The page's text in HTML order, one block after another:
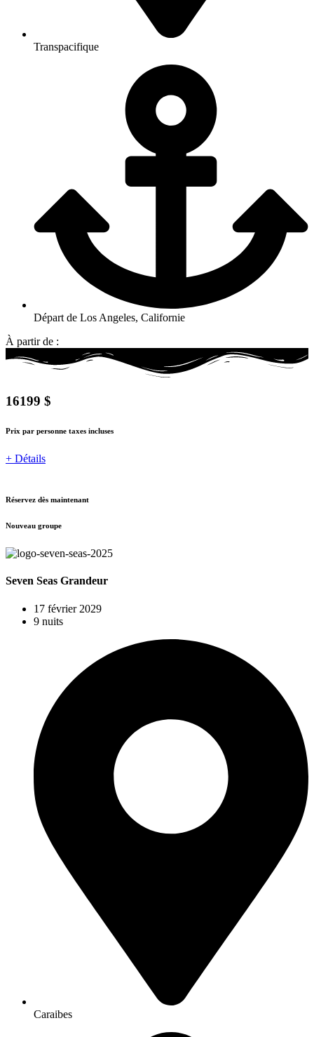
Transpacifique
Départ de Los Angeles, Californie
À partir de :
16199 $
Prix par personne taxes incluses
+ Détails
Réservez dès maintenant
Nouveau groupe
Seven Seas Grandeur
17 février 2029
9 nuits
Caraibes